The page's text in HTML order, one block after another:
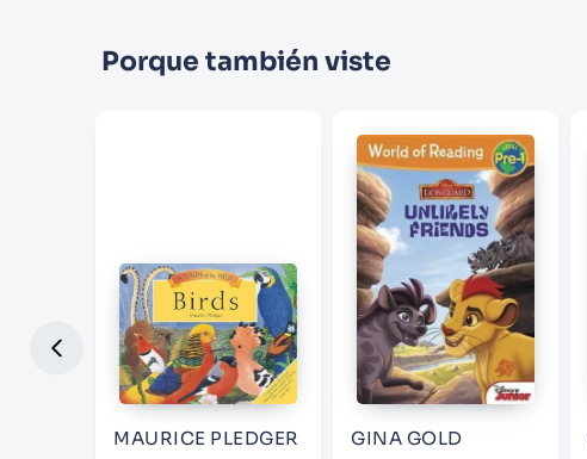
Porque también viste
MAURICE PLEDGER GINA GOLD